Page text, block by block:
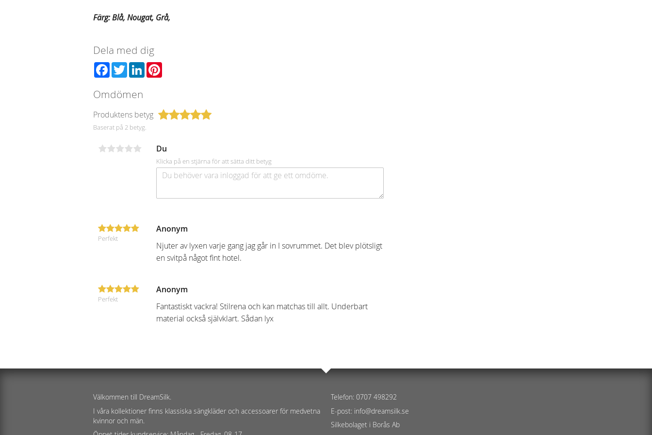
Färg: Blå, Nougat, Grå,
Dela med dig
Facebook
TwitterLinkedIn
Omdömen
Produktens betyg
Baserat på 2 betyg.
Du
Klicka på en stjärna för att sätta ditt betyg
Perfekt
Anonym
Njuter av lyxen varje gang jag går in I sovrummet. Det blev plötsligt
en svitpå något fint hotel.
Perfekt
Anonym
Fantastiskt vackra! Stilrena och kan matchas till allt. Underbart
material också självklart. Sådan lyx
Välkommen till DreamSilk.
I våra kollektioner finns klassiska sängkläder och accessoarer för medvetna
kvinnor och män.
Telefon: 0707 498292
E-post: info@dreamsilk.se
Silkebolaget i Borås Ab